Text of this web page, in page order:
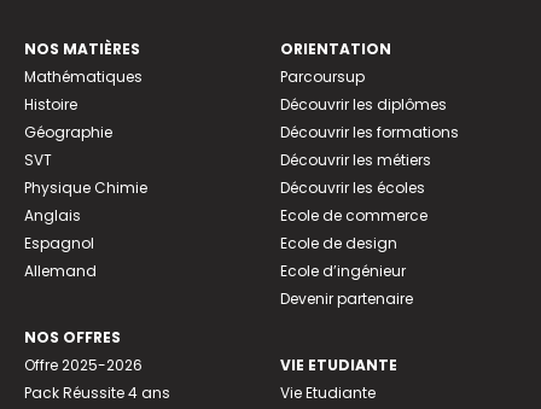
NOS MATIÈRES
Mathématiques
Histoire
Géographie
SVT
Physique Chimie
Anglais
Espagnol
Allemand
NOS OFFRES
Offre 2025-2026
Pack Réussite 4 ans
ORIENTATION
Parcoursup
Découvrir les diplômes
Découvrir les formations
Découvrir les métiers
Découvrir les écoles
Ecole de commerce
Ecole de design
Ecole d’ingénieur
Devenir partenaire
VIE ETUDIANTE
Vie Etudiante